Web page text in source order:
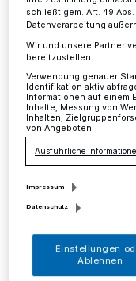
Mettmann·Am
veranstaltet das
Kooperation mit
Städte Mettmann
Frauenfilmtag.
von Sherry
09.11.2021 , 12:01
schließt gem. Art. 49
Datenverarbeitung
Wir und unsere Partner
bereitzustellen:
Verwendung genauer
Identifikation aktiv
Informationen auf einem
Inhalte, Messung von
Inhalten,
von Angeboten.
Ausführliche
Impressum
Datenschutz
Einstellungen
Ablehnen